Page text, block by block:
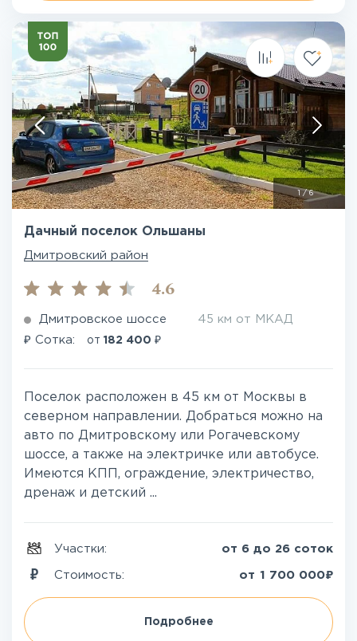
1 /6
Дачный поселок Ольшаны
Дмитровский район
4.6
Дмитровское шоссе 45 км от МКАД
₽ Сотка: от 182 400 ₽
Поселок расположен в 45 км от Москвы в
северном направлении. Добраться можно на
авто по Дмитровскому или Рогачевскому
шоссе, а также на электричке или автобусе.
Имеются КПП, ограждение, электричество,
дренаж и детский ...
Участки: от 6 до 26 соток
Стоимость: от 1 700 000₽
Подробнее